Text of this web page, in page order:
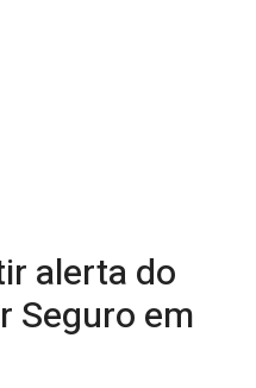
alerta do
Seguro em